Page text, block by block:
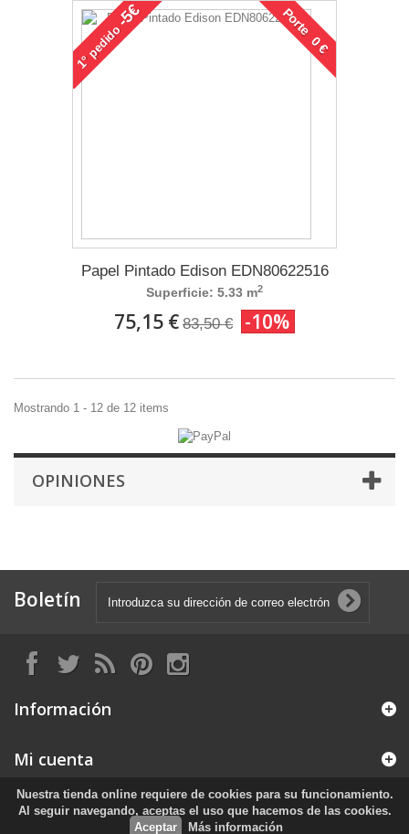
Nuestra tienda online requiere de cookies para su funcionamiento.
Al seguir navegando, aceptas el uso que hacemos de las cookies.
Aceptar
Más información
1°
pedido
-5€ Porte 0 €
Papel Pintado Edison EDN80622516
Superficie: 5.33 m2
75,15 € 83,50 € -10%
Mostrando 1 - 12 de 12 items
OPINIONES
Boletín
Información
Mi cuenta
Información sobre la tienda